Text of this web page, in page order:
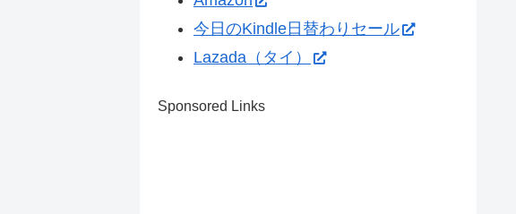
今日のKindle日替わりセール
Lazada（タイ）
Sponsored Links